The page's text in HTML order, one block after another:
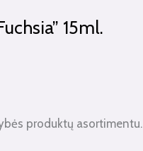
15ml.
produktų asortimentu.